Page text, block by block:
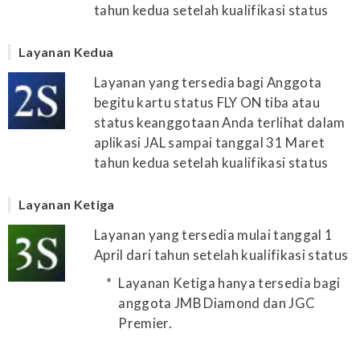
tahun kedua setelah kualifikasi status
Layanan Kedua
Layanan yang tersedia bagi Anggota
begitu kartu status FLY ON tiba atau
status keanggotaan Anda terlihat dalam
aplikasi JAL sampai tanggal 31 Maret
tahun kedua setelah kualifikasi status
Layanan Ketiga
Layanan yang tersedia mulai tanggal 1
April dari tahun setelah kualifikasi status
Layanan Ketiga hanya tersedia bagi
anggota JMB Diamond dan JGC
Premier.